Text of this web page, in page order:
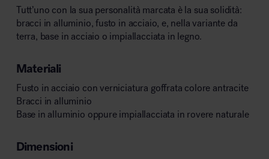
Tutt’uno con la sua personalità marcata è la sua solidità:
bracci in alluminio, fusto in acciaio, e, nella variante da
terra, base in acciaio o impiallacciata in legno.
Materiali
Fusto in acciaio con verniciatura goffrata colore antracite
Bracci in alluminio
Base in alluminio oppure impiallacciata in rovere naturale
Dimensioni